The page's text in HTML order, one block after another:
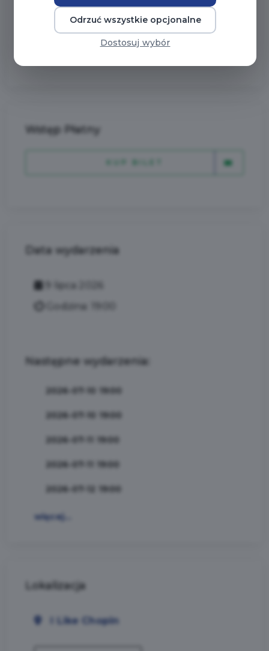
Chopina.Zaprezentujemy utwory z całego
życia Chopina: od jego najmłodszych lat, po
twórczość u schyłku życia.
Wstęp Płatny
Data wydarzenia
9 lipca 2026
Godzina: 19:00
Następne wydarzenia:
2026-07-10 19:00
2026-07-10 19:00
2026-07-11 19:00
2026-07-11 19:00
2026-07-12 19:00
więcej...
Lokalizacja
I Like Chopin
Odrzuć wszystkie opcjonalne
Dostosuj wybór